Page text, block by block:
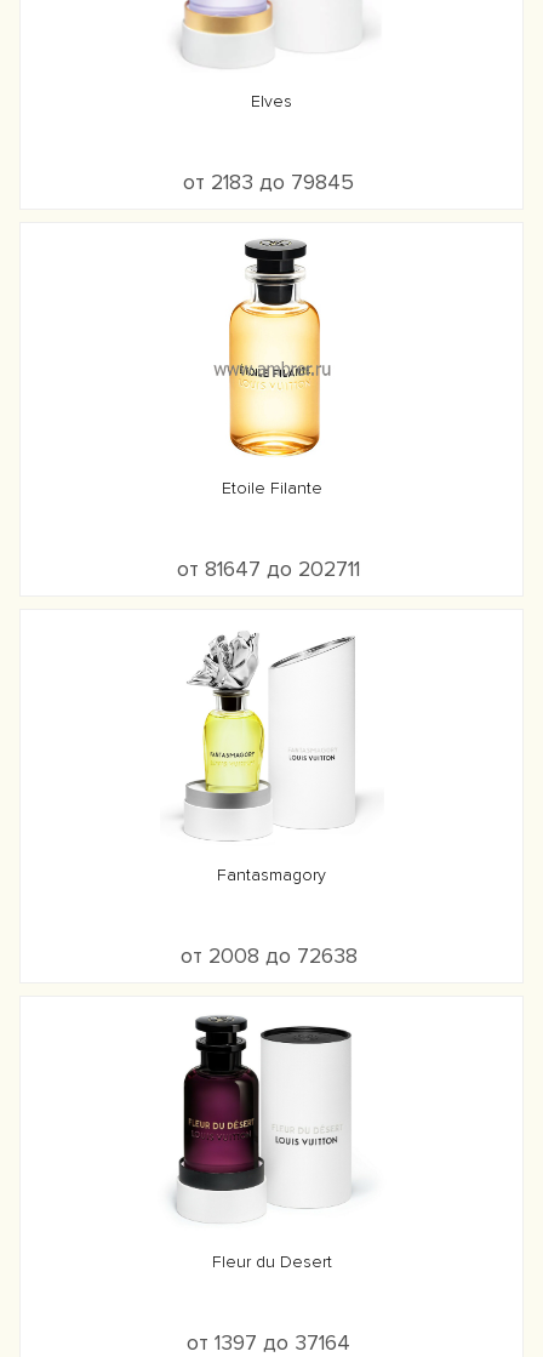
Elves
от 2183 до 79845
Etoile Filante
от 81647 до 202711
Fantasmagory
от 2008 до 72638
Fleur du Desert
от 1397 до 37164